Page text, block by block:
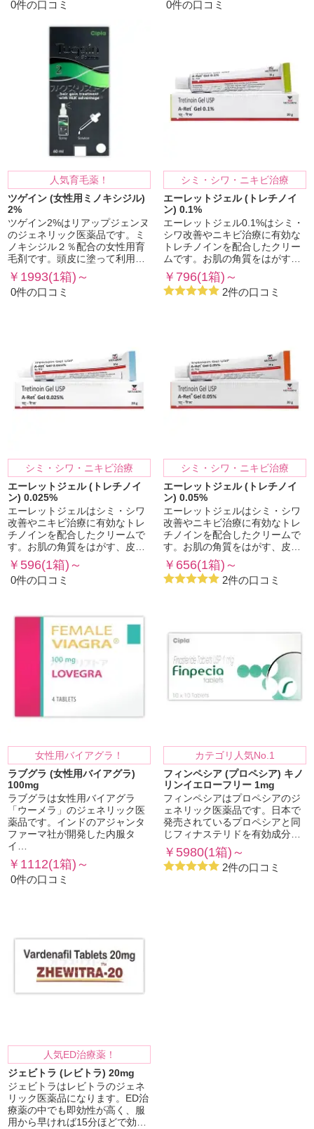
0件の口コミ 0件の口コミ
人気育毛薬！
ツゲイン (女性用ミノキシジル)
2%
ツゲイン2%はリアップジェンヌ
のジェネリック医薬品です。ミ
ノキシジル２％配合の女性用育
毛剤です。頭皮に塗って利用…
￥1993(1箱)～
0件の口コミ
シミ・シワ・ニキビ治療
エーレットジェル (トレチノイ
ン) 0.1%
エーレットジェル0.1%はシミ・
シワ改善やニキビ治療に有効な
トレチノインを配合したクリー
ムです。お肌の角質をはがす…
￥796(1箱)～
2件の口コミ
シミ・シワ・ニキビ治療
エーレットジェル (トレチノイ
ン) 0.025%
エーレットジェルはシミ・シワ
改善やニキビ治療に有効なトレ
チノインを配合したクリームで
す。お肌の角質をはがす、皮…
￥596(1箱)～
0件の口コミ
シミ・シワ・ニキビ治療
エーレットジェル (トレチノイ
ン) 0.05%
エーレットジェルはシミ・シワ
改善やニキビ治療に有効なトレ
チノインを配合したクリームで
す。お肌の角質をはがす、皮…
￥656(1箱)～
2件の口コミ
女性用バイアグラ！
ラブグラ (女性用バイアグラ)
100mg
ラブグラは女性用バイアグラ
「ウーメラ」のジェネリック医
薬品です。インドのアジャンタ
ファーマ社が開発した内服タ
イ…
￥1112(1箱)～
0件の口コミ
カテゴリ人気No.1
フィンペシア (プロペシア) キノ
リンイエローフリー 1mg
フィンペシアはプロペシアのジ
ェネリック医薬品です。日本で
発売されているプロペシアと同
じフィナステリドを有効成分…
￥5980(1箱)～
2件の口コミ
人気ED治療薬！
ジェビトラ (レビトラ) 20mg
ジェビトラはレビトラのジェネ
リック医薬品になります。ED治
療薬の中でも即効性が高く、服
用から早ければ15分ほどで効…